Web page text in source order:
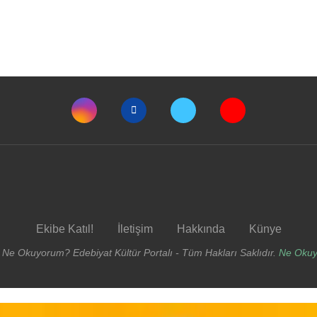
Ekibe Katıl! İletişim Hakkında Künye
Okuyorum? Edebiyat Kültür Portalı - Tüm Hakları Saklıdır. Ne